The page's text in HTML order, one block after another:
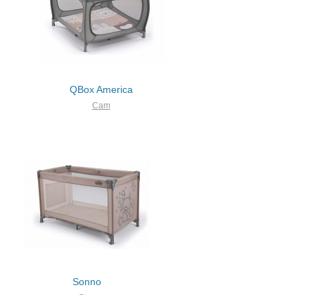
QBox America
Cam
Sonno